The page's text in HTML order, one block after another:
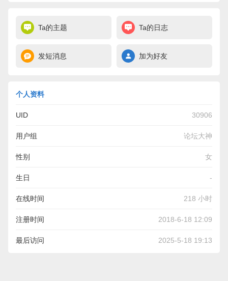
Ta的主题 Ta的日志
发短消息 加为好友
个人资料
UID 30906
用户组 论坛大神
性别 女
生日 -
在线时间 218 小时
注册时间 2018-6-18 12:09
最后访问 2025-5-18 19:13